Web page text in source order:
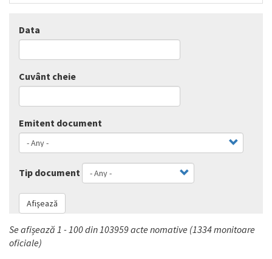
Data
Cuvânt cheie
Emitent document
Tip document
Afișează
Se afișează 1 - 100 din 103959 acte nomative (1334 monitoare
oficiale)